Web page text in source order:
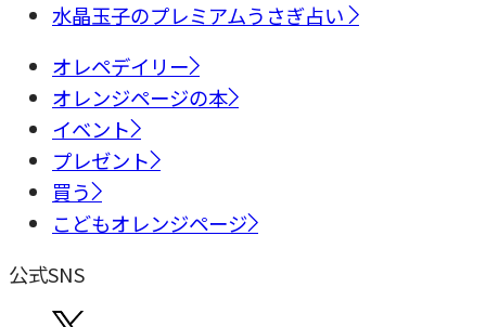
水晶玉子のプレミアムうさぎ占い
オレペデイリー
オレンジページの本
イベント
プレゼント
買う
こどもオレンジページ
公式SNS